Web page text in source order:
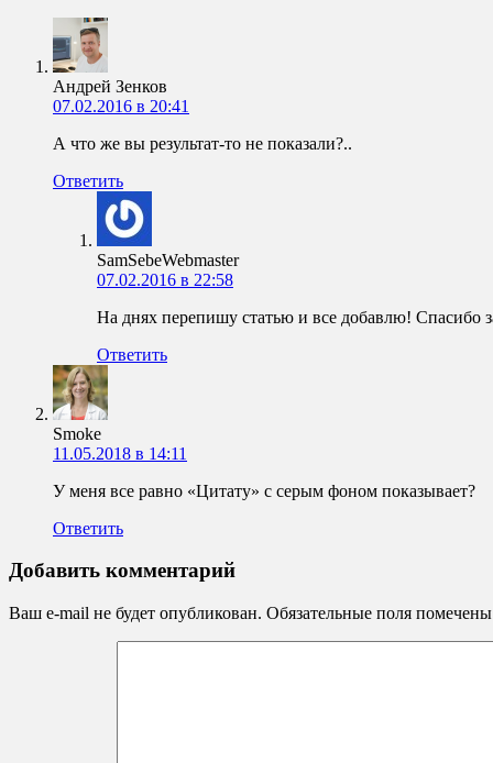
Андрей Зенков
07.02.2016 в 20:41
А что же вы результат-то не показали?..
Ответить
SamSebeWebmaster
07.02.2016 в 22:58
На днях перепишу статью и все добавлю! Спасибо
Ответить
Smoke
11.05.2018 в 14:11
У меня все равно «Цитату» с серым фоном показывает?
Ответить
Добавить комментарий
Ваш e-mail не будет опубликован. Обязательные поля